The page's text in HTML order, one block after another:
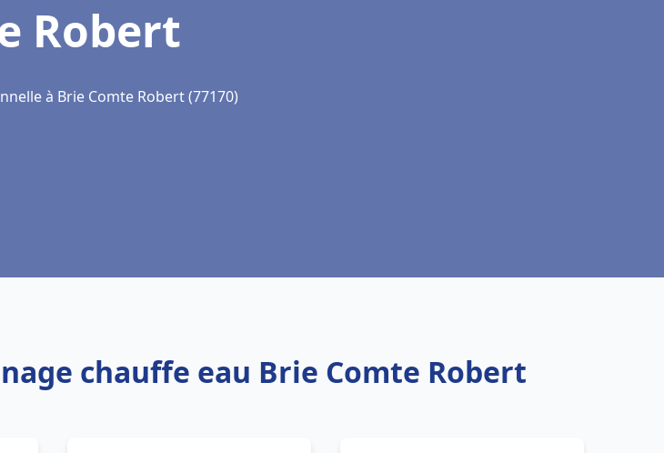
Robert
à Brie Comte Robert (77170)
chauffe eau Brie Comte Robert